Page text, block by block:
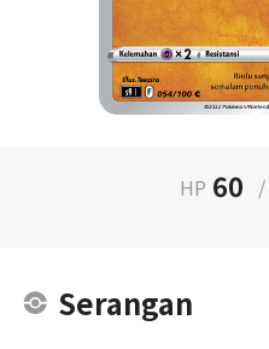
HP 60 /
Serangan